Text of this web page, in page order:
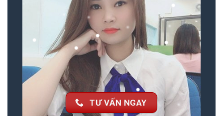
TƯ VẤN NGAY